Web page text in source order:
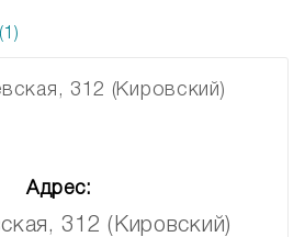
Адрес:
312 (Кировский)